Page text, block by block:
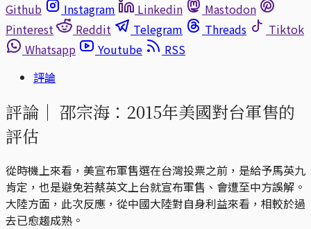
Github
Instagram Linkedin
Mastodon
Pinterest
Reddit Telegram Threads
Tiktok
Whatsapp
Youtube
RSS
評論
評論｜ 邵宗海：2015年美國對台軍售的
評估
從時機上來看，美宣布軍售選在台灣投票之前，是給予馬英九
肯定，也是避免若蔡英文上台就宣布軍售、會遭至中方誤解。
大陸方面，此次反應，從中國大陸對自身利益來看，相較於過
去已愈趨成熟。